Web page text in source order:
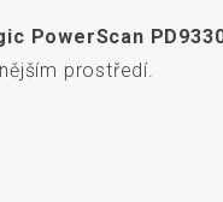
PowerScan
prostředí.